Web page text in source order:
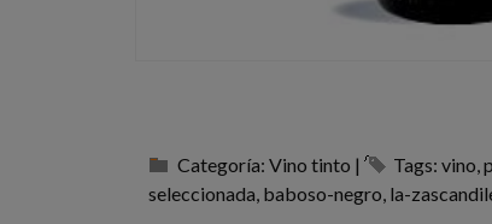
Categoría: Vino tinto | Tags: vino
seleccionada baboso-negro la-